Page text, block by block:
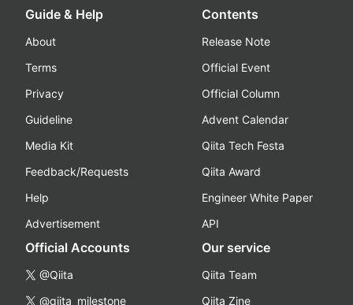
Guide & Help
About
Terms
Privacy
Guideline
Media Kit
Feedback/Requests
Help
Advertisement
Contents
Release Note
Official Event
Official Column
Advent Calendar
Qiita Tech Festa
Qiita Award
Engineer White Paper
API
Official Accounts
@Qiita
@qiita_milestone
Our service
Qiita Team
Qiita Zine